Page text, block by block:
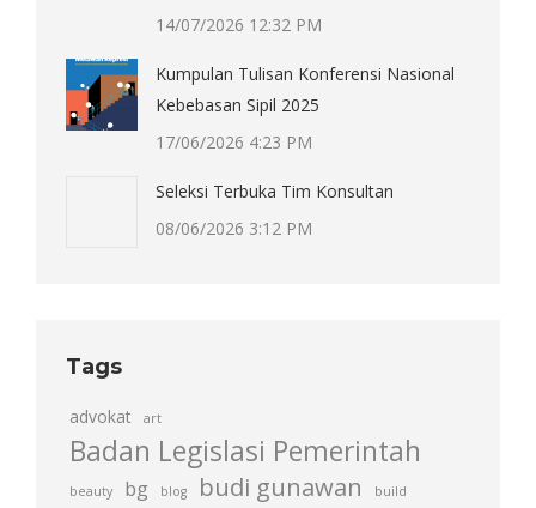
14/07/2026 12:32 PM
Kumpulan Tulisan Konferensi Nasional
Kebebasan Sipil 2025
17/06/2026 4:23 PM
Seleksi Terbuka Tim Konsultan
08/06/2026 3:12 PM
Tags
advokat art
Badan Legislasi Pemerintah
beauty bg blog budi gunawan build